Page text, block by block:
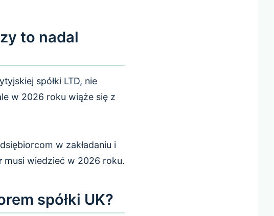
to nadal
spółki LTD, nie
w 2026 roku wiąże się z
w zakładaniu i
musi wiedzieć w 2026 roku.
spółki UK?